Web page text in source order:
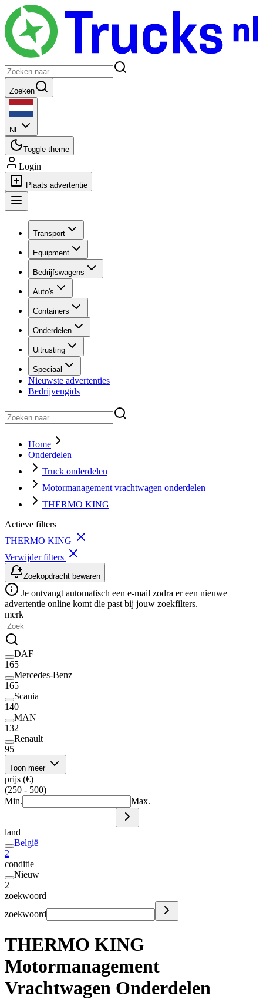
Zoeken
NL
Toggle theme
Login
Plaats advertentie
Transport
Equipment
Bedrijfswagens
Auto's
Containers
Onderdelen
Uitrusting
Speciaal
Nieuwste advertenties
Bedrijvengids
Home
Onderdelen
Truck onderdelen
Motormanagement vrachtwagen onderdelen
THERMO KING
Actieve filters
THERMO KING
Verwijder filters
Zoekopdracht bewaren
Je ontvangt automatisch een e-mail zodra er een nieuwe
advertentie online komt die past bij jouw zoekfilters.
merk
DAF
165
Mercedes-Benz
165
Scania
140
MAN
132
Renault
95
Toon meer
prijs (€)
(250 - 500)
Min.
Max.
land
België
2
conditie
Nieuw
2
zoekwoord
zoekwoord
THERMO KING
Motormanagement
Vrachtwagen Onderdelen